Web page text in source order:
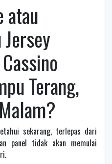
atau
Terang,
sekarang, terlepas dari
panel tidak akan memulai